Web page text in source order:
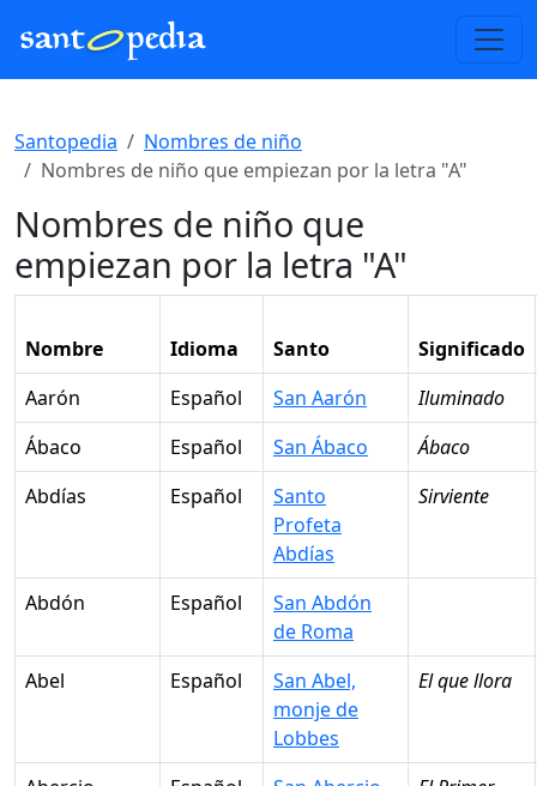
Santopedia
Nombres de niño
Nombres de niño que empiezan por la letra "A"
Nombres de niño que
empiezan por la letra "A"
Nombre Idioma Santo
Significado
Aarón
Español San Aarón
Iluminado
Ábaco
Español San Ábaco
Ábaco
Abdías
Español
Santo
Profeta
Abdías
Sirviente
Abdón Español
San Abdón
de Roma
Abel
Español
San Abel,
monje de
Lobbes
El que llora